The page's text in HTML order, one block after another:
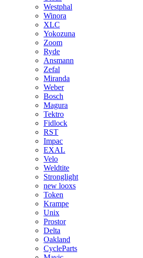
Westphal
Winora
XLC
Yokozuna
Zoom
Ryde
Ansmann
Zefal
Miranda
Weber
Bosch
Magura
Tektro
Fidlock
RST
Impac
EXAL
Velo
Weldtite
Stronglight
new looxs
Token
Krampe
Unix
Prostor
Delta
Oakland
CycleParts